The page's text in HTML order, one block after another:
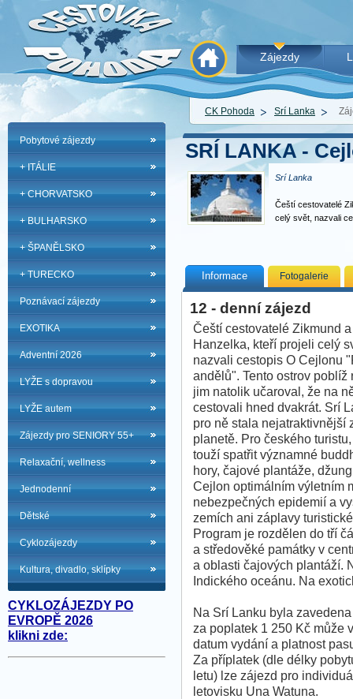
Zájezdy
CK Pohoda Srí Lanka
Pobytové zájezdy
+ ITÁLIE
+ CHORVATSKO
+ BULHARSKO
+ ŠPANĚLSKO
+ TURECKO
Poznávací zájezdy
EXOTIKA
Adventní 2026
LYŽE s dopravou
LYŽE autem
Zájezdy pro SENIORY 55+
Relaxační, wellness
Jednodenní
Dětské
Cyklozájezdy
Kultura, divadlo, sklípky
CYKLOZÁJEZDY PO
EVROPĚ 2026
klikni zde:
SRÍ LANKA -
Srí Lanka
Čeští cestovatelé
celý svět, nazvali
Informace Fotogalerie
12 - denní zájezd
Čeští cestovatelé Zikmund a
Hanzelka, kteří projeli celý
nazvali cestopis O Cejlonu
andělů". Tento ostrov poblíž
jim natolik učaroval, že na
cestovali hned dvakrát. Srí
pro ně stala nejatraktivnější
planetě. Pro českého
touží spatřit významné
hory, čajové plantáže,
Cejlon optimálním výletním
nebezpečných epidemií a
zemích ani záplavy
Program je rozdělen do tří
a středověké památky v
a oblasti čajových plantáží.
Indického oceánu. Na
Na Srí Lanku byla
za poplatek 1 250 Kč může
datum vydání a platnost
Za příplatek (dle délky
letu) lze zájezd pro
letovisku Una Watuna.